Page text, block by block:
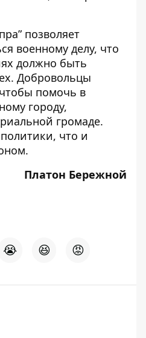
позволяет
военному делу, что
должно быть
Добровольцы
помочь в
городу,
громаде.
что и
Платон Бережной
😭 😆 😡